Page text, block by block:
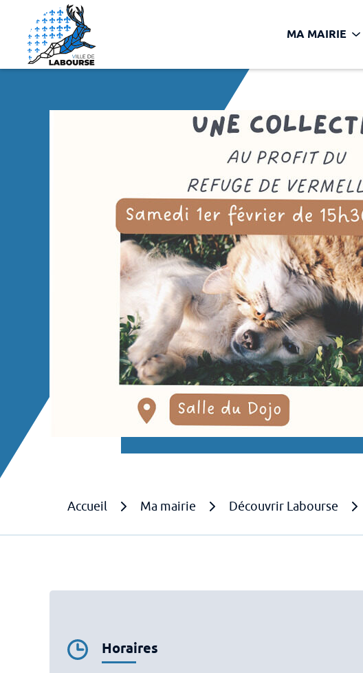
Aller au
Accueil MA MAIRIE
Fil
Accueil Ma mairie Découvrir Labourse
Horaires
Panneau de gestion des cookies